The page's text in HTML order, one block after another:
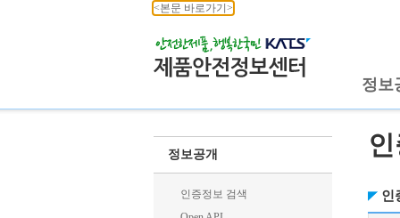
<본문 바로가기>
정보
정보공개
인증정보 검색
인